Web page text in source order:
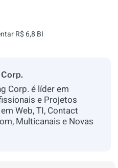
R$ 6,8 BI
Corp. é líder em
e Projetos
Web, TI, Contact
Multicanais e Novas